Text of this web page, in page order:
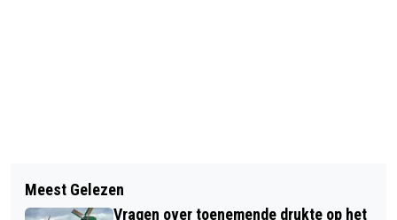
RAAD WORMERLAND UNANIEM VÓÓR
BOUW VIER NOODLOKALEN
OVERWELDIGENDE STEUN
Meest Gelezen
Vragen over toenemende drukte op het